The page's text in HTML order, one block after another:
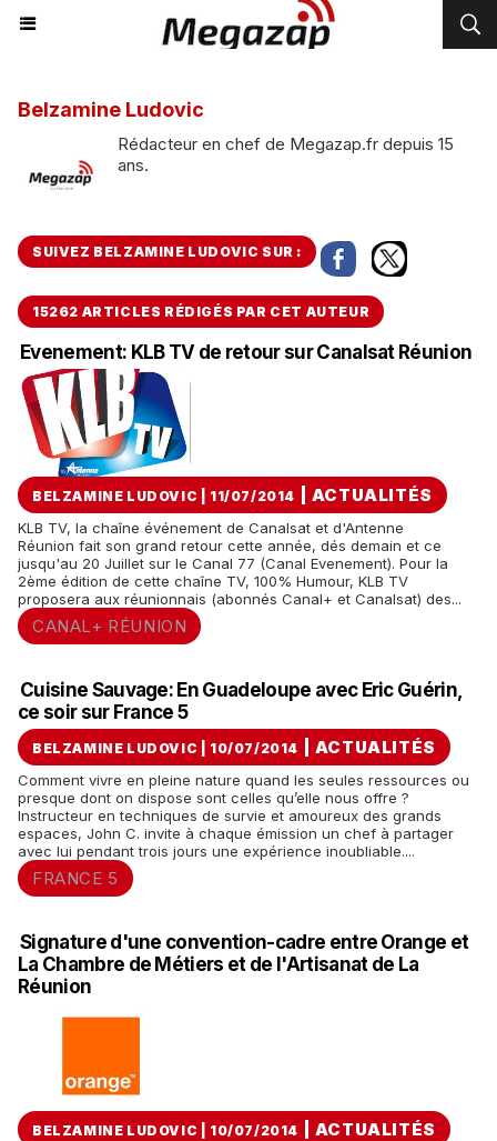
Belzamine Ludovic
Rédacteur en chef de Megazap.fr depuis 15
ans.
SUIVEZ BELZAMINE LUDOVIC SUR :
15262 ARTICLES RÉDIGÉS PAR CET AUTEUR
Evenement: KLB TV de retour sur Canalsat Réunion
BELZAMINE LUDOVIC | 11/07/2014 ACTUALITÉS
KLB TV, la chaîne événement de Canalsat et d'Antenne
Réunion fait son grand retour cette année, dés demain et ce
jusqu'au 20 Juillet sur le Canal 77 (Canal Evenement). Pour la
2ème édition de cette chaîne TV, 100% Humour, KLB TV
proposera aux réunionnais (abonnés Canal+ et Canalsat) des...
CANAL+ RÉUNION
Cuisine Sauvage: En Guadeloupe avec Eric Guérin,
ce soir sur France 5
BELZAMINE LUDOVIC | 10/07/2014 ACTUALITÉS
Comment vivre en pleine nature quand les seules ressources ou
presque dont on dispose sont celles qu’elle nous offre ?
Instructeur en techniques de survie et amoureux des grands
espaces, John C. invite à chaque émission un chef à partager
avec lui pendant trois jours une expérience inoubliable....
FRANCE 5
Signature d'une convention-cadre entre Orange et
La Chambre de Métiers et de l'Artisanat de La
Réunion
BELZAMINE LUDOVIC | 10/07/2014 ACTUALITÉS